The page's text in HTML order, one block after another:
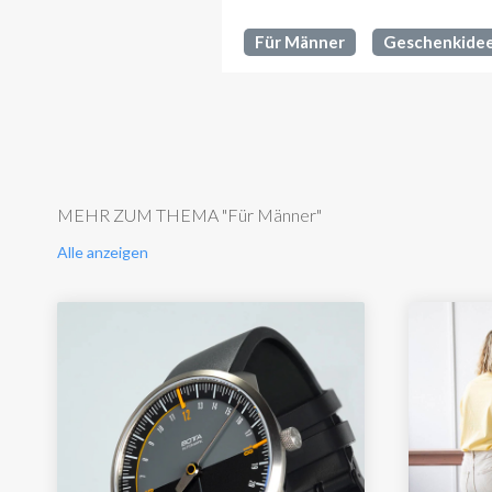
Für Männer
MEHR ZUM THEMA "Für Männer"
Alle anzeigen